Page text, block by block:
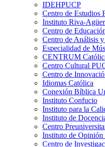
IDEHPUCP
Centro de Estudios
Instituto Riva-
Centro de
Centro de Análisis
Especialidad de
CENTRUM
Centro Cultural
Centro de
Idiomas Católica
Conexión Bíblica
Instituto Confucio
Instituto para la
Instituto de
Centro
Instituto de Opinión
Centro de